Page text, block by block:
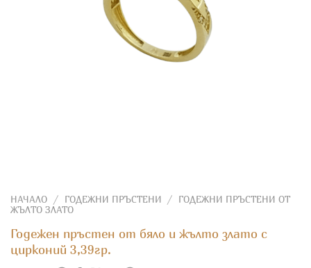
НАЧАЛО / ГОДЕЖНИ ПРЪСТЕНИ /
ГОДЕЖНИ ПРЪСТЕНИ ОТ
ЖЪЛТО ЗЛАТО
Годежен пръстен от бяло и жълто злато с
цирконий 3,39гр.